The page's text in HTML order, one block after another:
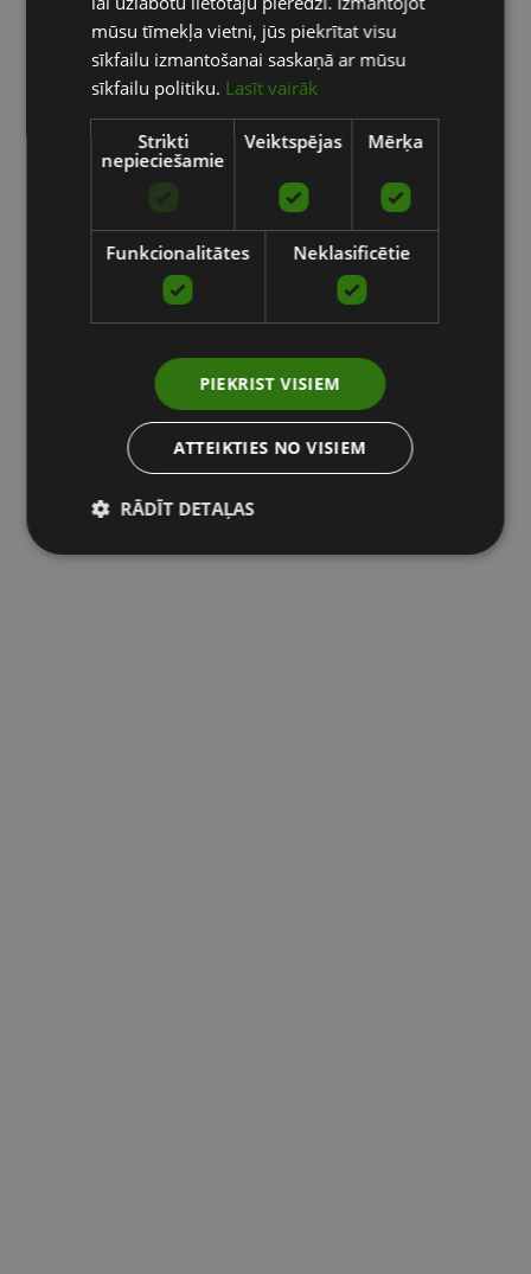
RUSSIAN
mūsu tīmekļa vietni, jūs piekrītat visu
sīkfailu izmantošanai saskaņā ar mūsu
sīkfailu politiku. Lasīt vairāk
Strikti
nepieciešamie
Veiktspējas Mērķa
Funkcionalitātes Neklasificētie
PIEKRIST VISIEM
ATTEIKTIES NO VISIEM
RĀDĪT DETAĻAS